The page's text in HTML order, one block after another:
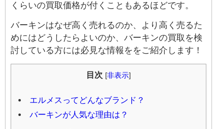
くらいの買取価格が付くこともあるほどです。
バーキンはなぜ高く売れるのか、より高く売るた
めにはどうしたらよいのか、バーキンの買取を検
討している方には必見な情報ををご紹介します！
目次 [非表示]
エルメスってどんなブランド？
バーキンが人気な理由は？